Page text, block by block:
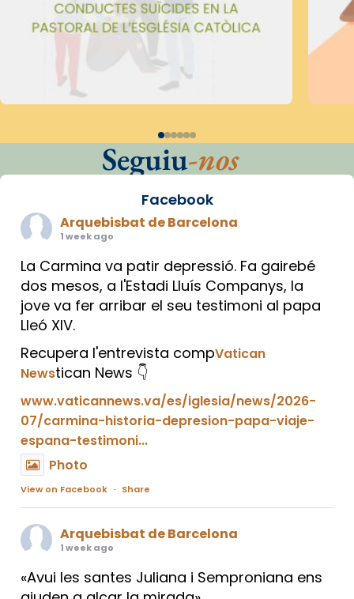
Seguiu-nos
Facebook
Arquebisbat de Barcelona
1 week ago
La Carmina va patir depressió. Fa gairebé
dos mesos, a l'Estadi Lluís Companys, la
jove va fer arribar el seu testimoni al papa
Lleó XIV.
Recupera l'entrevista compVatican
Newstican News 👇
www.vaticannews.va/es/iglesia/news/2026-
07/carmina-historia-depresion-papa-viaje-
espana-testimoni...
Photo
View on Facebook · Share
Arquebisbat de Barcelona
1 week ago
«Avui les santes Juliana i Semproniana ens